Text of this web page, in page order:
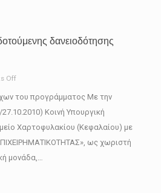
δανειοδότησης
Offon
πρόγραμμα
επιδοτούμενης
δανειοδότησης
ΤΕΠΙΧ
του προγράμματος Με την
Κοινή Υπουργική
Χαρτοφυλακίου (Κεφαλαίου) με
ως χωριστή
μονάδα,…